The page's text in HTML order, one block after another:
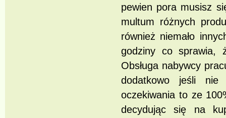
pewien pora musisz
multum różnych
również niemało
godziny co sprawia,
Obsługa nabywcy
dodatkowo jeśli nie
oczekiwania to ze
decydując się na